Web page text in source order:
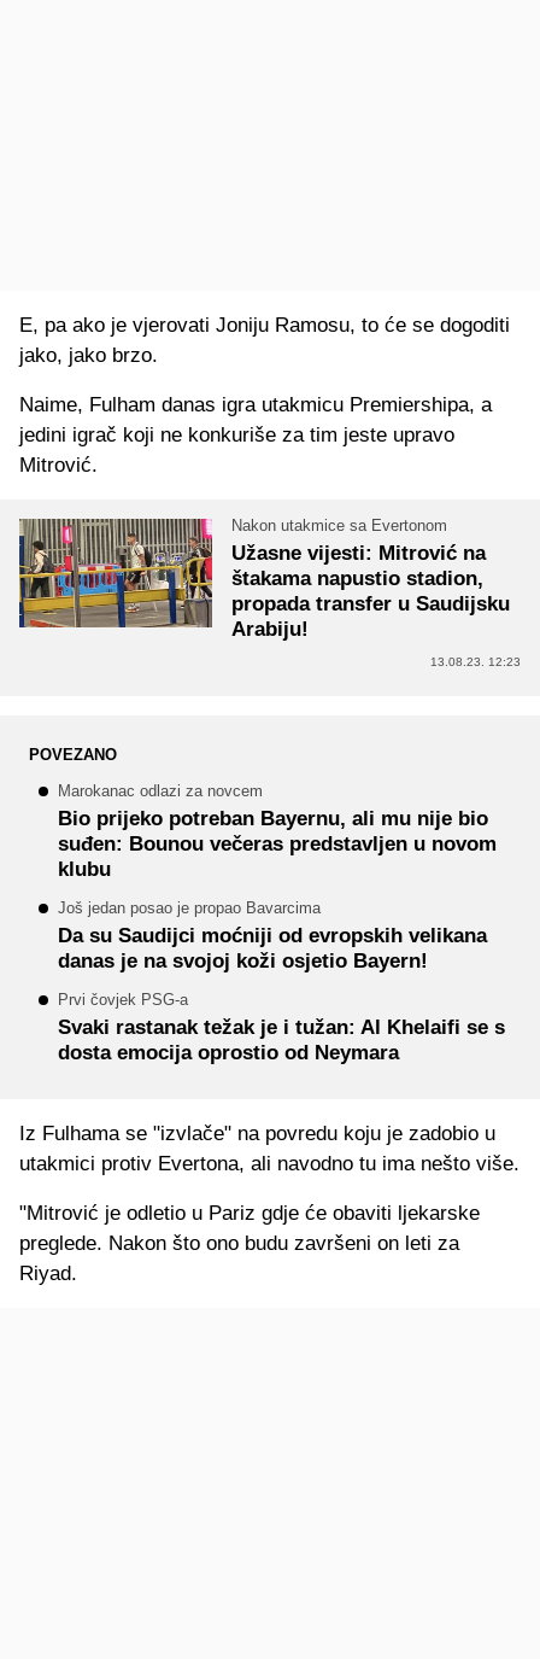
E, pa ako je vjerovati Joniju Ramosu, to će se dogoditi
jako, jako brzo.
Naime, Fulham danas igra utakmicu Premiershipa, a
jedini igrač koji ne konkuriše za tim jeste upravo
Mitrović.
Nakon utakmice sa Evertonom
Užasne vijesti: Mitrović na
štakama napustio stadion,
propada transfer u Saudijsku
Arabiju!
13.08.23. 12:23
POVEZANO
Marokanac odlazi za novcem
Bio prijeko potreban Bayernu, ali mu nije bio
suđen: Bounou večeras predstavljen u novom
klubu
Još jedan posao je propao Bavarcima
Da su Saudijci moćniji od evropskih velikana
danas je na svojoj koži osjetio Bayern!
Prvi čovjek PSG-a
Svaki rastanak težak je i tužan: Al Khelaifi se s
dosta emocija oprostio od Neymara
Iz Fulhama se "izvlače" na povredu koju je zadobio u
utakmici protiv Evertona, ali navodno tu ima nešto više.
"Mitrović je odletio u Pariz gdje će obaviti ljekarske
preglede. Nakon što ono budu završeni on leti za
Riyad.